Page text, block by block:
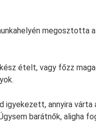
megosztotta
ételt, vagy főzz
igyekezett, annyira
barátnők, aligha